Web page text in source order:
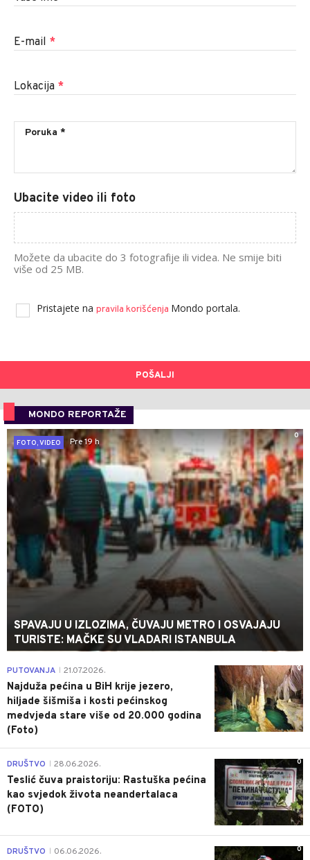
E-mail *
Lokacija *
Ubacite video ili foto
Možete da ubacite do 3 fotografije ili videa. Ne smije biti
više od 25 MB.
Pristajete na pravila korišćenja Mondo portala.
POŠALJI
MONDO REPORTAŽE
0
FOTO, VIDEO
Pre 19 h
SPAVAJU U IZLOZIMA, ČUVAJU METRO I OSVAJAJU
TURISTE: MAČKE SU VLADARI ISTANBULA
0
PUTOVANJA 21.07.2026.
Najduža pećina u BiH krije jezero,
hiljade šišmiša i kosti pećinskog
medvjeda stare više od 20.000 godina
(Foto)
0
DRUŠTVO 28.06.2026.
Teslić čuva praistoriju: Rastuška pećina
kao svjedok života neandertalaca
(FOTO)
0
DRUŠTVO 06.06.2026.